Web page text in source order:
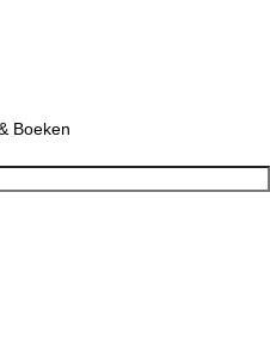
Boeken